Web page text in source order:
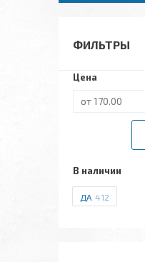
ФИЛЬТРЫ
Цена
В наличии
ДА 412